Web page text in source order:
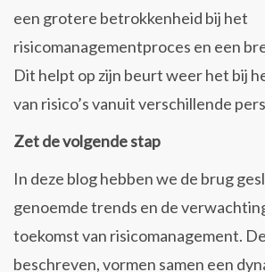
een grotere betrokkenheid bij het
risicomanagementproces en een
Dit helpt op zijn beurt weer het bij
van risico’s vanuit verschillende
Zet de volgende stap
In deze blog hebben we de brug
genoemde trends en de
toekomst van risicomanagement.
beschreven, vormen samen een